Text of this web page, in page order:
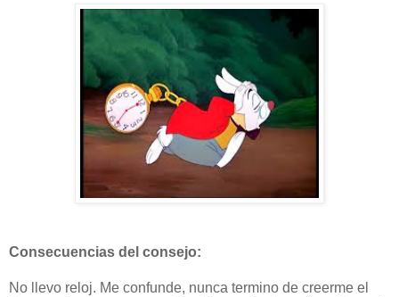
Consecuencias del consejo:
No llevo reloj. Me confunde, nunca termino de creerme el